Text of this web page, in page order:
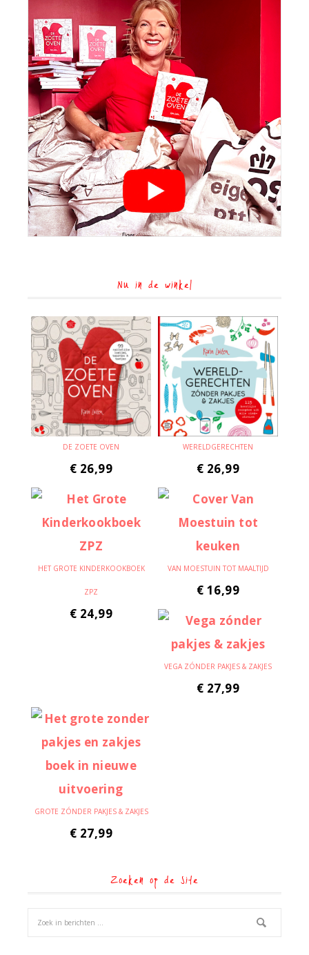
Nu in de winkel
DE ZOETE OVEN
€ 26,99
WERELDGERECHTEN
€ 26,99
HET GROTE KINDERKOOKBOEK
ZPZ
€ 24,99
VAN MOESTUIN TOT MAALTIJD
€ 16,99
VEGA ZÓNDER PAKJES & ZAKJES
€ 27,99
GROTE ZÓNDER PAKJES & ZAKJES
€ 27,99
Zoeken op de site